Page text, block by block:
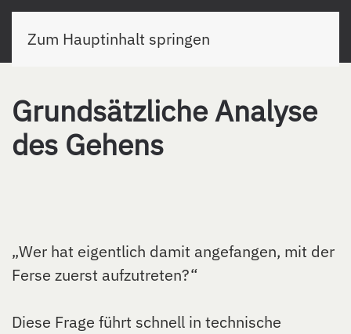
Zum Hauptinhalt springen
Grundsätzliche Analyse
des Gehens
„Wer hat eigentlich damit angefangen, mit der
Ferse zuerst aufzutreten?“
Diese Frage führt schnell in technische